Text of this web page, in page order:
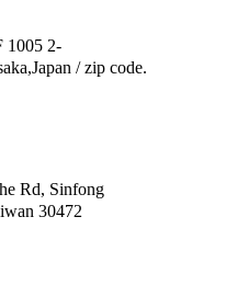
1005 2-
/ zip code.
Rd, Sinfong
30472